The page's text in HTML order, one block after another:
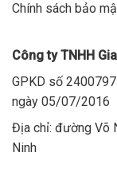
Chính sách bảo
Công ty TNHH
GPKD số
ngày 05/07/2016
Địa chỉ: đường Võ
Ninh